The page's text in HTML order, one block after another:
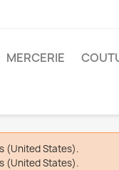
MERCERIE
(United States).
(United States).